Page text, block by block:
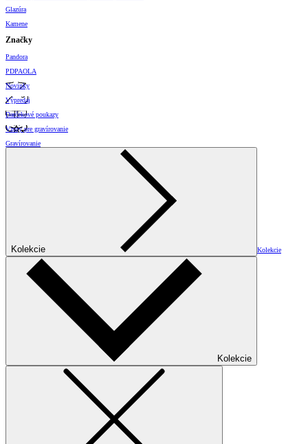
Glazúra
Kamene
Značky
Pandora
PDPAOLA
Novinky
Výpredaj
Darčekové poukazy
Vzory pre gravírovanie
Gravírovanie
Kolekcie Kolekcie
Kolekcie